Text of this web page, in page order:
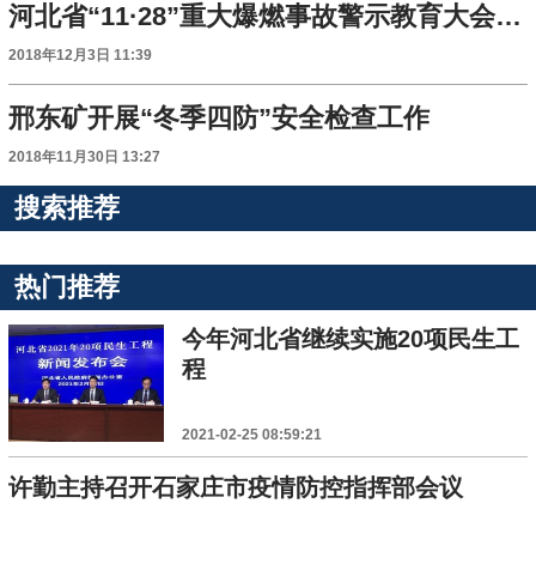
河北省“11·28”重大爆燃事故警示教育大会在张家口召开
2018年12月3日 11:39
邢东矿开展“冬季四防”安全检查工作
2018年11月30日 13:27
搜索推荐
热门推荐
今年河北省继续实施20项民生工
程
2021-02-25 08:59:21
许勤主持召开石家庄市疫情防控指挥部会议